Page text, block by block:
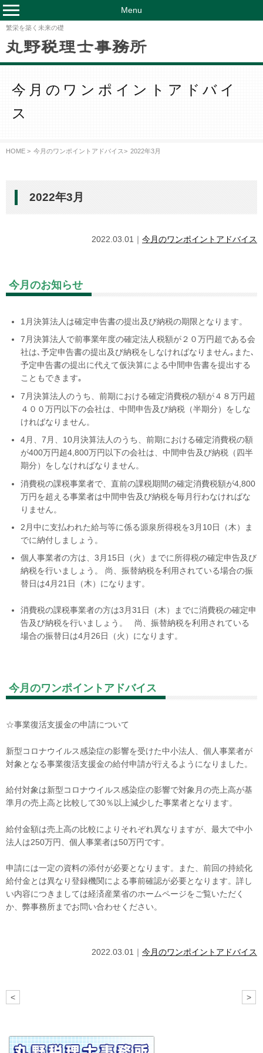
繁栄を築く未来の礎
Menu
今月のワンポイントアドバイ
ス
HOME > 今月のワンポイントアドバイス> 2022年3月
2022年3月
2022.03.01｜ 今月のワンポイントアドバイス
今月のお知らせ
1月決算法人は確定申告書の提出及び納税の期限となります。
7月決算法人で前事業年度の確定法人税額が２０万円超である会
社は､予定申告書の提出及び納税をしなければなりません｡また､
予定申告書の提出に代えて仮決算による中間申告書を提出する
こともできます｡
7月決算法人のうち、前期における確定消費税の額が４８万円超
４００万円以下の会社は、中間申告及び納税（半期分）をしな
ければなりません。
4月、 7 月、 10月決算法人のうち、前期における確定消費税の額
が400万円超4,800万円以下の会社は、中間申告及び納税（四半
期分）をしなければなりません。
消費税の課税事業者で、直前の課税期間の確定消費税額が4,800
万円を超える事業者は中間申告及び納税を毎月行わなければな
りません。
2月中に支払われた給与等に係る源泉所得税を3 月 10日（木）ま
でに納付しましょう。
個人事業者の方は、 3月 15日（火）までに所得税の確定申告及び
納税を行いましょう。 尚、振替納税を利用されている場合の振
替日は4月21日（木）になります。
消費税の課税事業者の方は3 月31 日（木）までに消費税の確定申
告及び納税を行いましょう。 尚、振替納税を利用されている
場合の振替日は4月26日（火）になります。
今月のワンポイントアドバイス
☆事業復活支援金の申請について
新型コロナウイルス感染症の影響を受けた中小法人、個人事業者が
対象となる事業復活支援金の給付申請が行えるようになりました。
給付対象は新型コロナウイルス感染症の影響で対象月の売上高が基
準月の売上高と比較して30％以上減少した事業者となります。
給付金額は売上高の比較によりそれぞれ異なりますが、最大で中小
法人は250万円、個人事業者は50万円です。
申請には一定の資料の添付が必要となります。また、前回の持続化
給付金とは異なり登録機関による事前確認が必要となります。詳し
い内容につきましては経済産業省のホームページをご覧いただく
か、弊事務所までお問い合わせください。
2022.03.01｜ 今月のワンポイントアドバイス
< >